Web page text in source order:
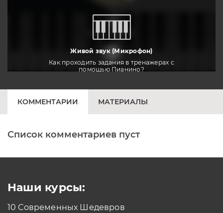
Живой звук (Микрофон)
Как проходить задания в тренажерах с
помощью Пианино?
Печатная клавиатура
тренировать
КОММЕНТАРИИ МАТЕРИАЛЫ
Список комментариев пуст
Наши курсы:
10 Современных Шедевров